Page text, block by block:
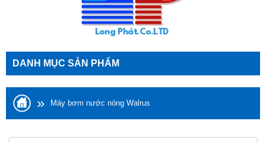
DANH MỤC SẢN PHẨM
» Máy bơm nước nóng Walrus